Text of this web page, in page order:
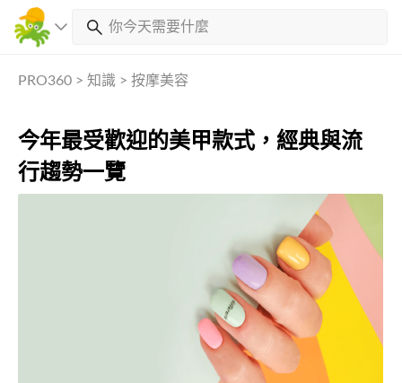
PRO360 > 知識 > 按摩美容
今年最受歡迎的美甲款式，經典與流
行趨勢一覽